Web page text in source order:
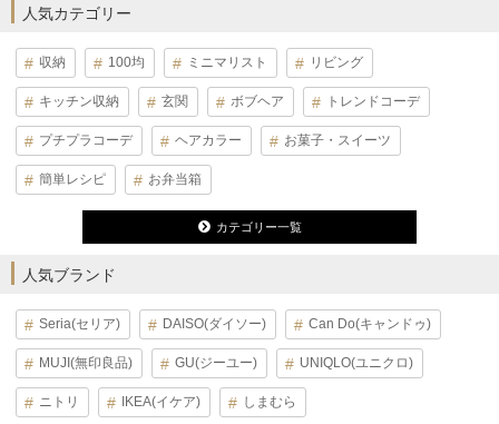
人気カテゴリー
収納 100均 ミニマリスト リビング
キッチン収納 玄関 ボブヘア トレンドコーデ
プチプラコーデ ヘアカラー お菓子・スイーツ
簡単レシピ お弁当箱
カテゴリー一覧
人気ブランド
Seria(セリア) DAISO(ダイソー) Can Do(キャンドゥ)
MUJI(無印良品) GU(ジーユー) UNIQLO(ユニクロ)
ニトリ IKEA(イケア) しまむら